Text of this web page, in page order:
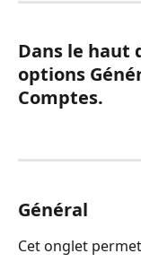
Dans le haut
options
Comptes.
Général
Cet onglet